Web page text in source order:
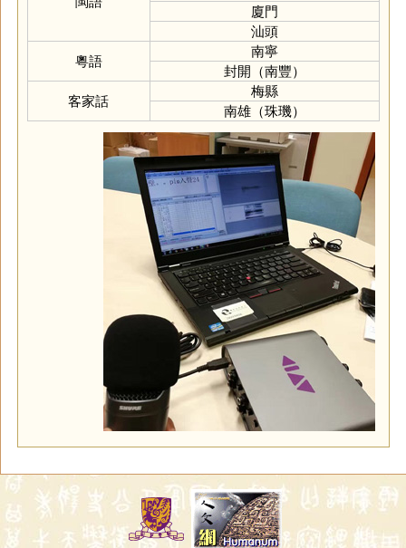
廈門
汕頭
粵語
南寧
封開（南豐）
客家話
梅縣
南雄（珠璣）